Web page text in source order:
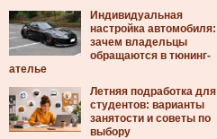
Индивидуальная
настройка автомобиля:
зачем владельцы
обращаются в тюнинг-
ателье
Летняя подработка для
студентов: варианты
занятости и советы по
выбору